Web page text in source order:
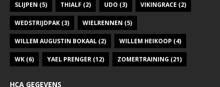
SLIJPEN (5) THIALF (2) UDO (3) VIKINGRACE (2)
WEDSTRIJDPAK (3) WIELRENNEN (5)
WILLEM AUGUSTIN BOKAAL (2) WILLEM HEIKOOP (4)
WK (6) YAEL PRENGER (12) ZOMERTRAINING (21)
HCA GEGEVENS